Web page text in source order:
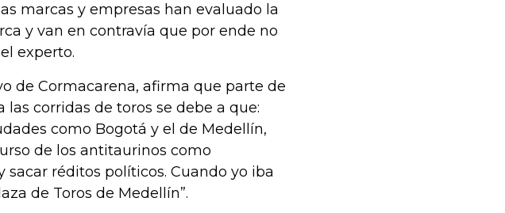
marcas y empresas han evaluado la
y van en contravía que por ende no
experto.
de Cormacarena, afirma que parte de
las corridas de toros se debe a que:
como Bogotá y el de Medellín,
de los antitaurinos como
réditos políticos. Cuando yo iba
de Toros de Medellín”.